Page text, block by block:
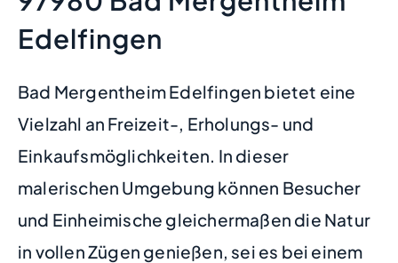
Edelfingen
Bad Mergentheim Edelfingen bietet eine
Vielzahl an Freizeit-, Erholungs- und
Einkaufsmöglichkeiten. In dieser
malerischen Umgebung können Besucher
und Einheimische gleichermaßen die Natur
in vollen Zügen genießen, sei es bei einem